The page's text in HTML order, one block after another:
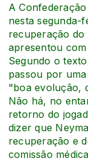
A
nesta segunda-
recuperação do
apresentou
Segundo o
passou por
"boa evolução,
Não há, no
retorno do
dizer que
recuperação e
comissão